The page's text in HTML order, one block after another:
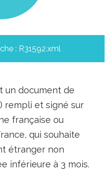
: R31592.xml
un document de
rempli et signé sur
française ou
qui souhaite
étranger non
inférieure à 3 mois.